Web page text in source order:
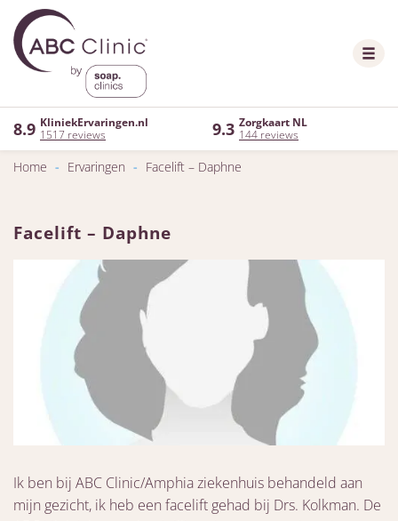
8.9 KliniekErvaringen.nl
1517 reviews
9.3 Zorgkaart NL
144 reviews
Home - Ervaringen - Facelift – Daphne
Facelift – Daphne
Ik ben bij ABC Clinic/Amphia ziekenhuis behandeld aan
mijn gezicht, ik heb een facelift gehad bij Drs. Kolkman. De